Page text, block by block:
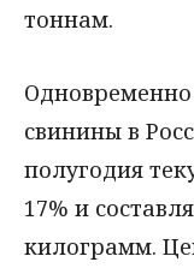
тоннам.
Одновременно
свинины в
полугодия
17% и
килограмм.